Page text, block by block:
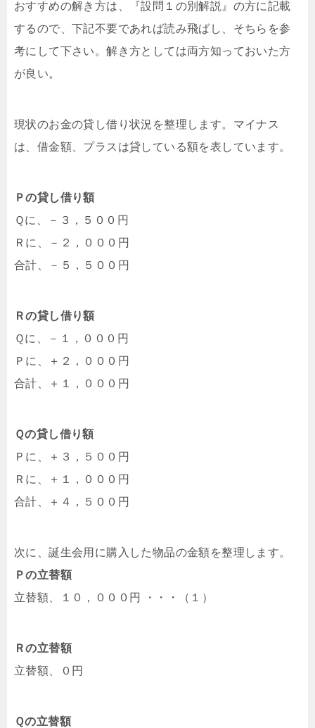
おすすめの解き方は、『設問１の別解説』の方に記載
するので、下記不要であれば読み飛ばし、そちらを参
考にして下さい。解き方としては両方知っておいた方
が良い。
現状のお金の貸し借り状況を整理します。マイナス
は、借金額、プラスは貸している額を表しています。
Ｐの貸し借り額
Ｑに、－３，５００円
Ｒに、－２，０００円
合計、－５，５００円
Ｒの貸し借り額
Ｑに、－１，０００円
Ｐに、＋２，０００円
合計、＋１，０００円
Ｑの貸し借り額
Ｐに、＋３，５００円
Ｒに、＋１，０００円
合計、＋４，５００円
次に、誕生会用に購入した物品の金額を整理します。
Ｐの立替額
立替額、１０，０００円 ・・・（１）
Ｒの立替額
立替額、０円
Ｑの立替額